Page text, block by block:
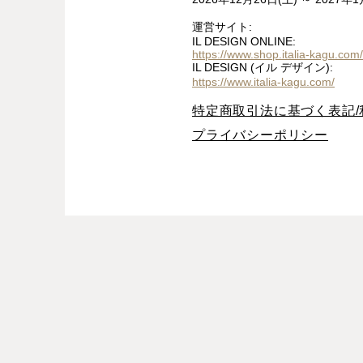
運営サイト:
IL DESIGN ONLINE:
https://www.shop.italia-kagu.com/
IL DESIGN (イル デザイン):
https://www.italia-kagu.com/
特定商取引法に基づく表記/
プライバシーポリシー